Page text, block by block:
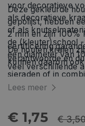
voor decoratieve
als decoratieve
of als
de (kleuter)school
een diameter van
veel verschillende
Deze gekleurde
gepolijst, hebben
2 mm en zijn 100%
certificering
verantwoorde en
De houten kralen
kunnen daarom
sieraden of in
en peuters.
Lees meer
€ 1,75 €